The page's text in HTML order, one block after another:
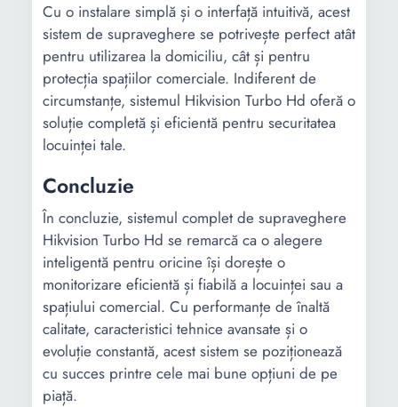
Cu o instalare simplă și o interfață intuitivă, acest
sistem de supraveghere se potrivește perfect atât
pentru utilizarea la domiciliu, cât și pentru
protecția spațiilor comerciale. Indiferent de
circumstanțe, sistemul Hikvision Turbo Hd oferă o
soluție completă și eficientă pentru securitatea
locuinței tale.
Concluzie
În concluzie, sistemul complet de supraveghere
Hikvision Turbo Hd se remarcă ca o alegere
inteligentă pentru oricine își dorește o
monitorizare eficientă și fiabilă a locuinței sau a
spațiului comercial. Cu performanțe de înaltă
calitate, caracteristici tehnice avansate și o
evoluție constantă, acest sistem se poziționează
cu succes printre cele mai bune opțiuni de pe
piață.